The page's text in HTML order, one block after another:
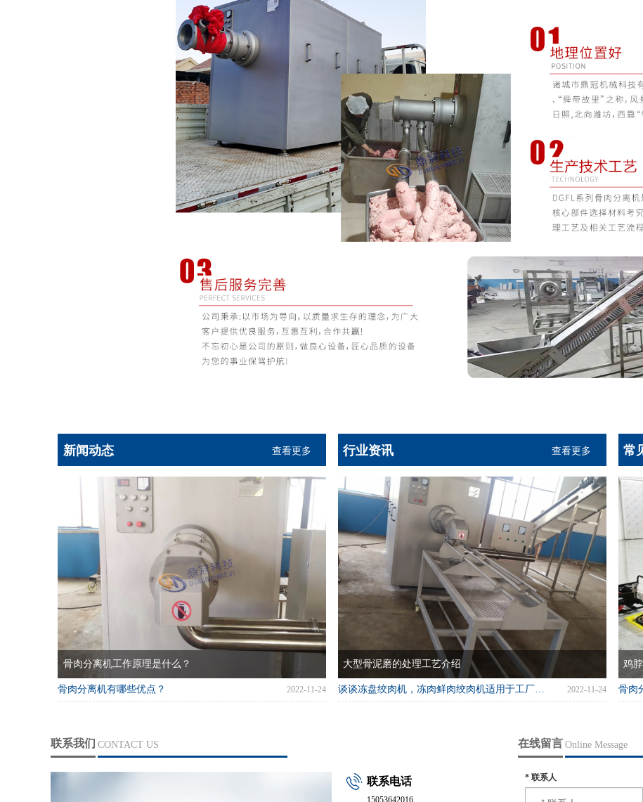
新闻动态 查看更多
骨肉分离机工作原理是什么？
骨肉分离机有哪些优点？ 2022-11-24
行业资讯 查看更多
大型骨泥磨的处理工艺介绍
谈谈冻盘绞肉机，冻肉鲜肉绞肉机适用于工厂食堂 2022-11-24
常
鸡
骨肉
联系我们 CONTACT US
联系电话
在线留言 Online Message
*联系人